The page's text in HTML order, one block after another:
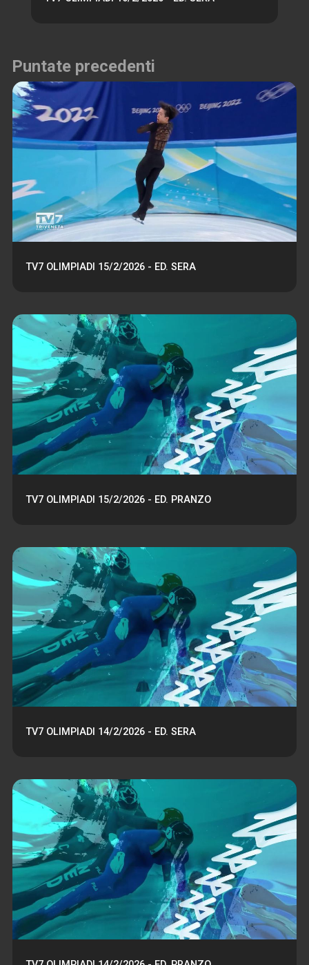
Puntate precedenti
TV7 OLIMPIADI 15/2/2026 - ED. SERA
TV7 OLIMPIADI 15/2/2026 - ED. PRANZO
TV7 OLIMPIADI 14/2/2026 - ED. SERA